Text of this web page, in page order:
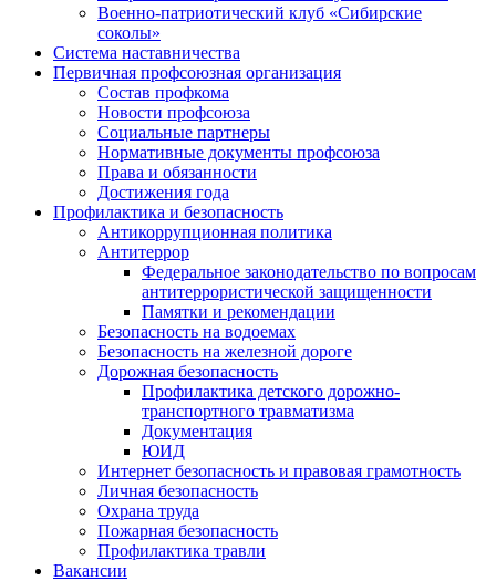
Военно-патриотический клуб «Сибирские
соколы»
Система наставничества
Первичная профсоюзная организация
Состав профкома
Новости профсоюза
Социальные партнеры
Нормативные документы профсоюза
Права и обязанности
Достижения года
Профилактика и безопасность
Антикоррупционная политика
Антитеррор
Федеральное законодательство по вопросам
антитеррористической защищенности
Памятки и рекомендации
Безопасность на водоемах
Безопасность на железной дороге
Дорожная безопасность
Профилактика детского дорожно-
транспортного травматизма
Документация
ЮИД
Интернет безопасность и правовая грамотность
Личная безопасность
Охрана труда
Пожарная безопасность
Профилактика травли
Вакансии